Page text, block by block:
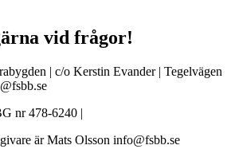
vid frågor!
| c/o Kerstin Evander | Tegelvägen
nr 478-6240 |
är Mats Olsson info@fsbb.se